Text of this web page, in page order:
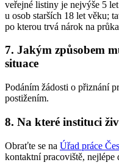
veřejné listiny je nejvýše 5
u osob starších 18 let věku;
po kterou trvá nárok na
7. Jakým způsobem
situace
Podáním žádosti o přiznání
postižením.
8. Na které instituci
Obraťte se na Úřad práce
kontaktní pracoviště, nejlépe